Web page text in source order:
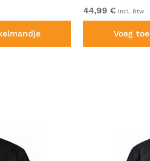
44,99 € Incl. Btw
Voeg